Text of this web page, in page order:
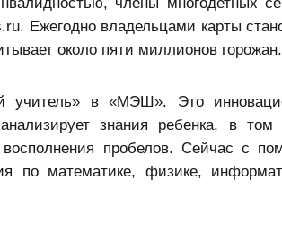
Ежегодно владельцами карты
около пяти миллионов горожан.
учитель» в «МЭШ». Это
знания ребенка, в том
пробелов. Сейчас с
по математике, физике,